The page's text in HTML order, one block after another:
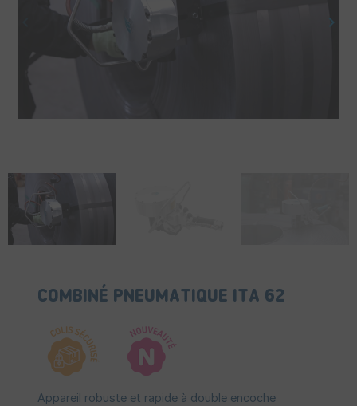
keyboard_arrow_right
COMBINÉ PNEUMATIQUE ITA 62
Appareil robuste et rapide à double encoche